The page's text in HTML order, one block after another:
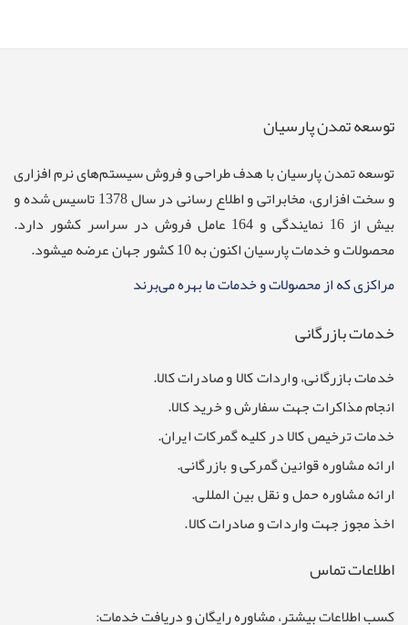
توسعه تمدن پارسیان
توسعه تمدن پارسيان با هدف طراحی و فروش سيستم‌های نرم افزاری
و سخت افزاری، مخابراتی و اطلاع رسانی در سال 1378 تاسیس شده و
بیش از 16 نمایندگی و 164 عامل فروش در سراسر کشور دارد.
محصولات و خدمات پارسیان اکنون به 10 کشور جهان عرضه میشود.
مراکزی که از محصولات و خدمات ما بهره می‌برند
خدمات بازرگانی
خدمات بازرگانی، واردات کالا و صادرات کالا.
انجام مذاکرات جهت سفارش و خرید کالا.
خدمات ترخیص کالا در کلیه گمرکات ایران.
ارائه مشاوره قوانین گمرکی و بازرگانی.
ارائه مشاوره حمل و نقل بین المللی.
اخذ مجوز جهت واردات و صادرات کالا.
اطلاعات تماس
کسب اطلاعات بیشتر، مشاوره رایگان و دریافت خدمات: